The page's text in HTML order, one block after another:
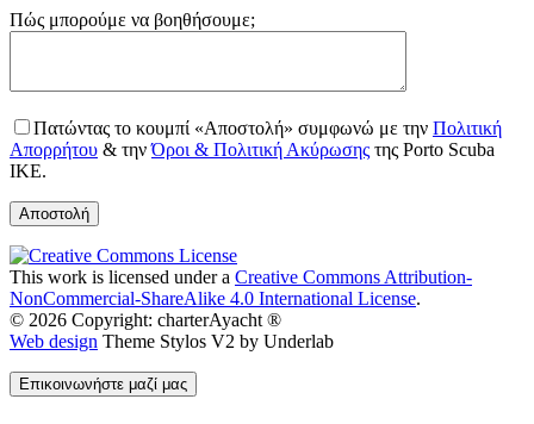
Gender
Πώς μπορούμε να βοηθήσουμε;
Πατώντας το κουμπί «Αποστολή» συμφωνώ με την Πολιτική
Απορρήτου & τηνΌροι & Πολιτική Ακύρωσης της Porto Scuba
IKE.
This work is licensed under a Creative Commons Attribution-
NonCommercial-ShareAlike 4.0 International License.
© 2026 Copyright: charterAyacht ®
Web design Theme Stylos V2 by Underlab
Επικοινωνήστε μαζί μας